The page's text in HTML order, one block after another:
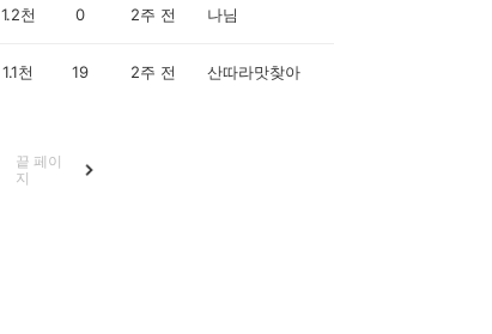
1.2천 0 2주 전 나님
1.1천 19 2주 전 산따라맛찾아
끝 페이
지